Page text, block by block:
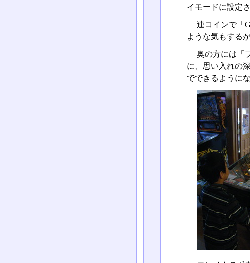
イモードに設定
連コインで「
ような気もする
奥の方には「
に、思い入れの
でできるように